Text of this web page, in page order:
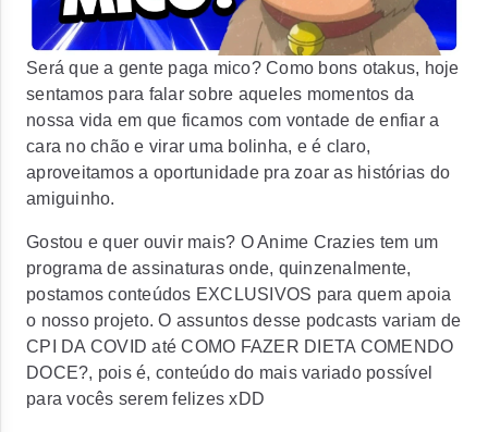
Será que a gente paga mico? Como bons otakus, hoje
sentamos para falar sobre aqueles momentos da
nossa vida em que ficamos com vontade de enfiar a
cara no chão e virar uma bolinha, e é claro,
aproveitamos a oportunidade pra zoar as histórias do
amiguinho.
Gostou e quer ouvir mais? O Anime Crazies tem um
programa de assinaturas onde, quinzenalmente,
postamos conteúdos EXCLUSIVOS para quem apoia
o nosso projeto. O assuntos desse podcasts variam de
CPI DA COVID até COMO FAZER DIETA COMENDO
DOCE?, pois é, conteúdo do mais variado possível
para vocês serem felizes xDD